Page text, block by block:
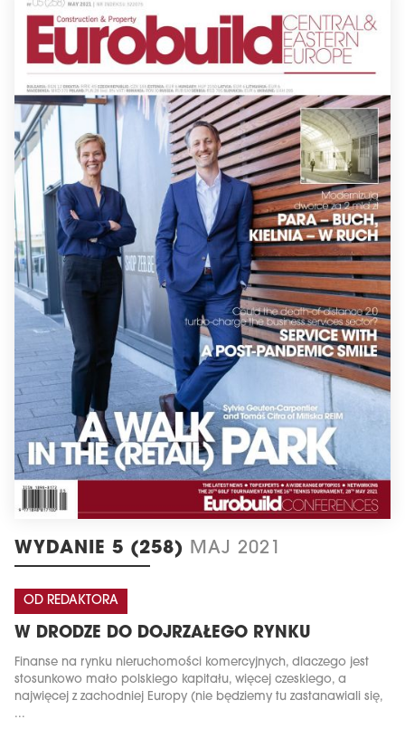
WYDANIE 5 (258) MAJ 2021
OD REDAKTORA
W DRODZE DO DOJRZAŁEGO RYNKU
Finanse na rynku nieruchomości komercyjnych, dlaczego jest
stosunkowo mało polskiego kapitału, więcej czeskiego, a
najwięcej z zachodniej Europy (nie będziemy tu zastanawiali się,
...